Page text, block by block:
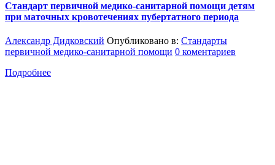
Стандарт первичной медико-санитарной помощи детям
при маточных кровотечениях пубертатного периода
Александр Дидковский Опубликовано в: Стандарты
первичной медико-санитарной помощи 0 коментариев
Подробнее